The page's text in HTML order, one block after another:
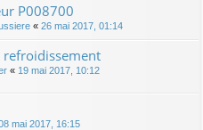
P008700
« 26 mai 2017, 01:14
refroidissement
« 19 mai 2017, 10:12
mai 2017, 16:15